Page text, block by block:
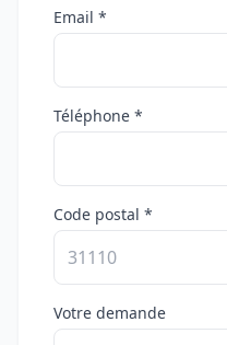
Email *
Téléphone *
Code postal *
Votre demande